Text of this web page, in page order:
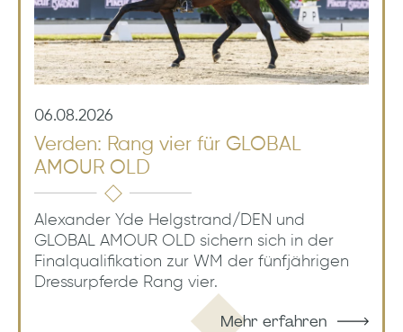
06.08.2026
Verden: Rang vier für GLOBAL
AMOUR OLD
Alexander Yde Helgstrand/DEN und
GLOBAL AMOUR OLD sichern sich in der
Finalqualifikation zur WM der fünfjährigen
Dressurpferde Rang vier.
Mehr erfahren